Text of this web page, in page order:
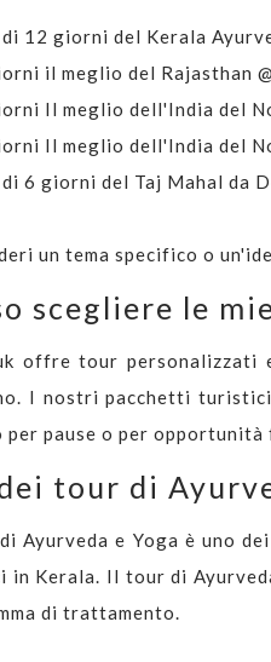
12 giorni del Kerala
il meglio del Rajasthan
Il meglio dell'India del
Il meglio dell'India del
6 giorni del Taj Mahal da
un tema specifico o
scegliere le
offre tour personalizzati
I nostri pacchetti
per pause o per
tour di
Ayurveda e Yoga è uno
in Kerala. Il tour di
di trattamento.